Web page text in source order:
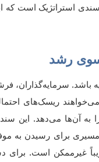
استراتژیک است
سوی رشد
سرمایه‌گذاران،
ریسک‌های
به آن‌ها می‌دهد. این
برای رسیدن به
غیرممکن است.